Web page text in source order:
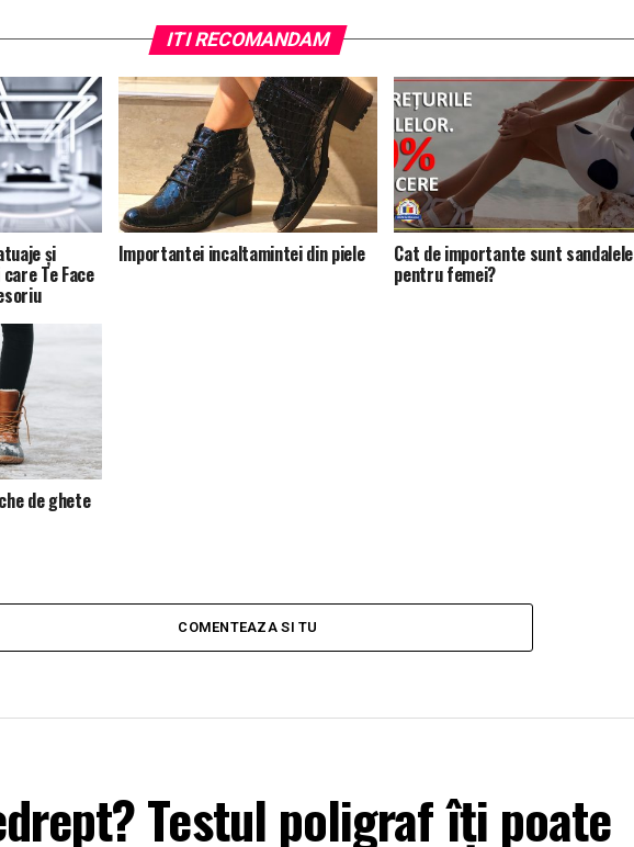
ITI RECOMANDAM
și
Te Face
Importantei incaltamintei din piele Cat de importante sunt sandalele
pentru femei?
de ghete
COMENTEAZA SI TU
Testul poligraf îţi poate